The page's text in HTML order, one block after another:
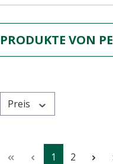
PRODUKTE VON
Preis
Seite
1 Seite
2